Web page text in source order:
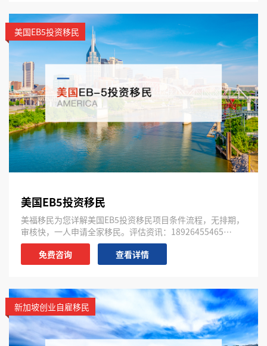
美国EB5投资移民
美国EB5投资移民
美福移民为您详解美国EB5投资移民项目条件流程，无排期，
审核快，一人申请全家移民。评估资讯：18926455465…
免费咨询
查看详情
新加坡创业自雇移民